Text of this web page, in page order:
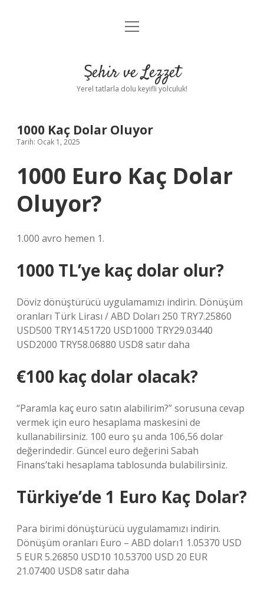
Anasayfa
Yasal Uyarı
menüyü
Şehir ve Lezzet
Yerel tatlarla dolu keyifli yolculuk!
1000 Kaç Dolar Oluyor
Tarih: Ocak 1, 2025
1000 Euro Kaç Dolar
Oluyor?
1.000 avro hemen 1.
1000 TL’ye kaç dolar olur?
Döviz dönüştürücü uygulamamızı indirin. Dönüşüm
oranları Türk Lirası / ABD Doları 250 TRY7.25860
USD500 TRY14.51720 USD1000 TRY29.03440
USD2000 TRY58.06880 USD8 satır daha
€100 kaç dolar olacak?
“Paramla kaç euro satın alabilirim?” sorusuna cevap
vermek için euro hesaplama maskesini de
kullanabilirsiniz. 100 euro şu anda 106,56 dolar
değerindedir. Güncel euro değerini Sabah
Finans’taki hesaplama tablosunda bulabilirsiniz.
Türkiye’de 1 Euro Kaç Dolar?
Para birimi dönüştürücü uygulamamızı indirin.
Dönüşüm oranları Euro – ABD doları1 1.05370 USD
5 EUR 5.26850 USD10 10.53700 USD 20 EUR
21.07400 USD8 satır daha